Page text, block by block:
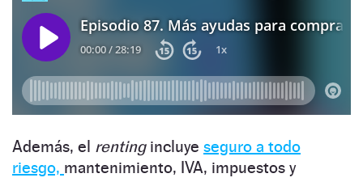
Además, el rentingincluye seguro a todo
riesgo, mantenimiento, IVA, impuestos y